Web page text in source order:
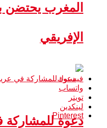
المغرب يحتضن
الإفريقي
دعوة للمشاركة
فيسبوك
واتساب
تويتر
لينكدين
Pinterest